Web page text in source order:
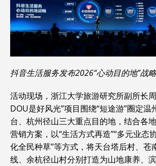
抖音生活服务发布2026“心动目的地”战略
活动现场，浙江大学旅游研究所副所长
DOU是好风光”项目围绕“短途游”圈定温
台、杭州径山三大重点目的地，结合各
营销方案，以“生活方式再造”“多元业态
化全民种草”等方式，将天台塔后村、苍
线、余杭径山村分别打造为山地康养、